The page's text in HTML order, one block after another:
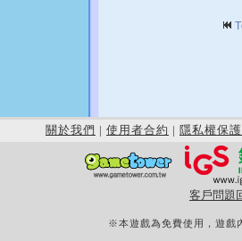
關於我們 | 使用者合約 | 隱私權保護
客戶問題
※本遊戲為免費使用，遊戲